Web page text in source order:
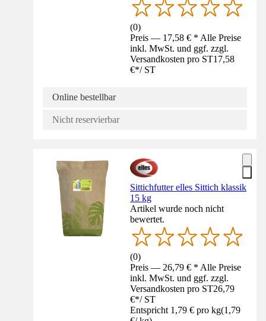
(0)
Preis — 17,58 € * Alle Preise
inkl. MwSt. und ggf. zzgl.
Versandkosten pro ST17,58
€*/ ST
Online bestellbar
Nicht reservierbar
Sittichfutter elles Sittich klassik
15 kg
Artikel wurde noch nicht
bewertet.
(0)
Preis — 26,79 € * Alle Preise
inkl. MwSt. und ggf. zzgl.
Versandkosten pro ST26,79
€*/ ST
Entspricht 1,79 € pro kg(1,79